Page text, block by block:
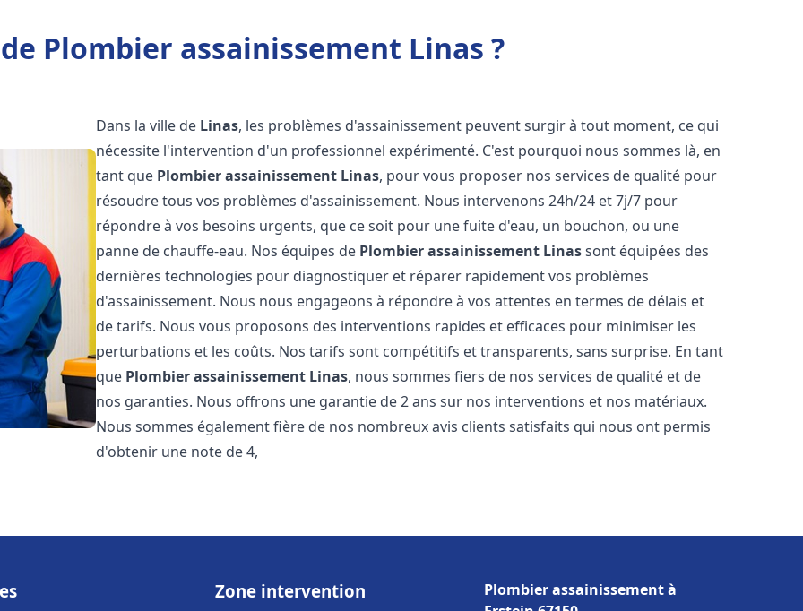
Plombier assainissement Linas ?
Dans la ville de Linas, les problèmes d'assainissement peuvent surgir à tout moment, ce qui
nécessite l'intervention d'un professionnel expérimenté. C'est pourquoi nous sommes là, en
tant que Plombier assainissement Linas, pour vous proposer nos services de qualité pour
résoudre tous vos problèmes d'assainissement. Nous intervenons 24h/24 et 7j/7 pour
répondre à vos besoins urgents, que ce soit pour une fuite d'eau, un bouchon, ou une
panne de chauffe-eau. Nos équipes de Plombier assainissement Linassont équipées des
dernières technologies pour diagnostiquer et réparer rapidement vos problèmes
d'assainissement. Nous nous engageons à répondre à vos attentes en termes de délais et
de tarifs. Nous vous proposons des interventions rapides et efficaces pour minimiser les
perturbations et les coûts. Nos tarifs sont compétitifs et transparents, sans surprise. En tant
que Plombier assainissement Linas, nous sommes fiers de nos services de qualité et de
nos garanties. Nous offrons une garantie de 2 ans sur nos interventions et nos matériaux.
Nous sommes également fière de nos nombreux avis clients satisfaits qui nous ont permis
d'obtenir une note de 4,
Zone intervention
Plombier assainissement à